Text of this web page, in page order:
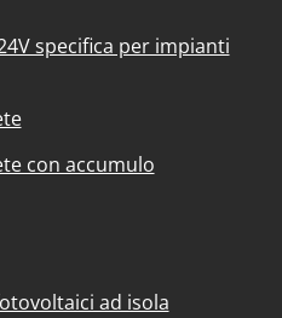
specifica per impianti
con accumulo
ad isola